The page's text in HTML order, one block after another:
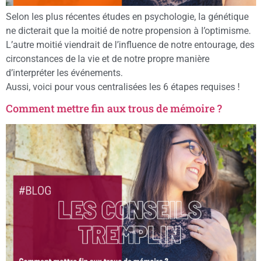
Selon les plus récentes études en psychologie, la génétique
ne dicterait que la moitié de notre propension à l’optimisme.
L’autre moitié viendrait de l’influence de notre entourage, des
circonstances de la vie et de notre propre manière
d’interpréter les événements.
Aussi, voici pour vous centralisées les 6 étapes requises !
Comment mettre fin aux trous de mémoire ?